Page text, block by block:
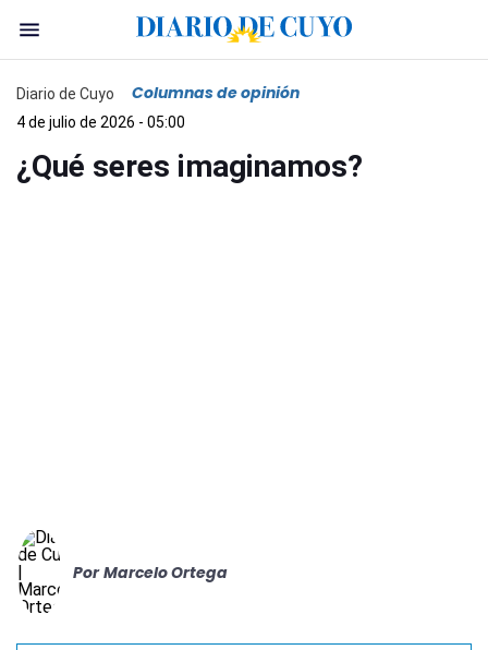
Diario de Cuyo Columnas de opinión
4 de julio de 2026 - 05:00
¿Qué seres imaginamos?
Por Marcelo Ortega